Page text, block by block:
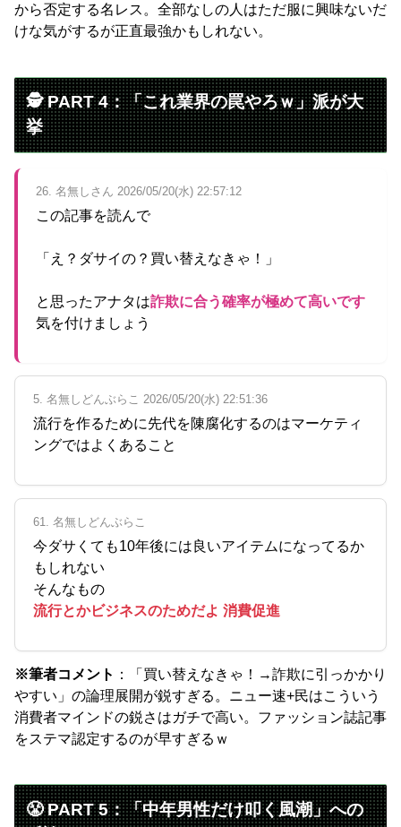
から否定する名レス。全部なしの人はただ服に興味ないだ
けな気がするが正直最強かもしれない。
🕵️ PART 4：「これ業界の罠やろｗ」派が大
挙
26. 名無しさん 2026/05/20(水) 22:57:12
この記事を読んで
「え？ダサイの？買い替えなきゃ！」
と思ったアナタは詐欺に合う確率が極めて高いです
気を付けましょう
5. 名無しどんぶらこ 2026/05/20(水) 22:51:36
流行を作るために先代を陳腐化するのはマーケティ
ングではよくあること
61. 名無しどんぶらこ
今ダサくても10年後には良いアイテムになってるか
もしれない
そんなもの
流行とかビジネスのためだよ 消費促進
※筆者コメント ：「買い替えなきゃ！→詐欺に引っかかり
やすい」の論理展開が鋭すぎる。ニュー速+民はこういう
消費者マインドの鋭さはガチで高い。ファッション誌記事
をステマ認定するのが早すぎるｗ
😤 PART 5：「中年男性だけ叩く風潮」への